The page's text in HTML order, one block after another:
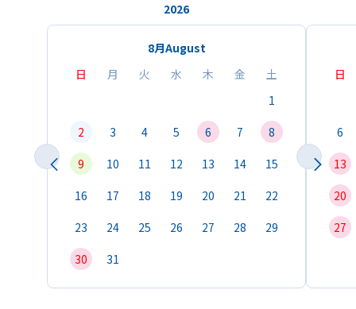
2026
8月August
日
月 火 水 木 金
土
1
2
3 4 5 6 7
8
9
10 11 12 13 14
15
16
17 18 19 20 21
22
23
24 25 26 27 28
29
30
31
日
6
13
20
27